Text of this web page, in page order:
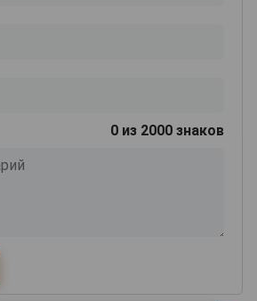
0 из 2000 знаков